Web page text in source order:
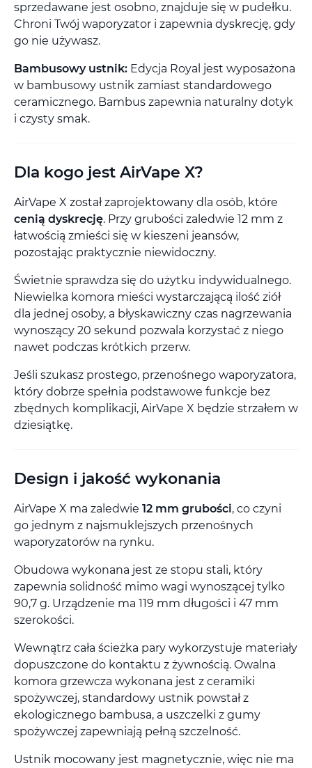
sprzedawane jest osobno, znajduje się w pudełku.
Chroni Twój waporyzator i zapewnia dyskrecję, gdy
go nie używasz.
Bambusowy ustnik: Edycja Royal jest wyposażona
w bambusowy ustnik zamiast standardowego
ceramicznego. Bambus zapewnia naturalny dotyk
i czysty smak.
Dla kogo jest AirVape X?
AirVape X został zaprojektowany dla osób, które
cenią dyskrecję. Przy grubości zaledwie 12 mm z
łatwością zmieści się w kieszeni jeansów,
pozostając praktycznie niewidoczny.
Świetnie sprawdza się do użytku indywidualnego.
Niewielka komora mieści wystarczającą ilość ziół
dla jednej osoby, a błyskawiczny czas nagrzewania
wynoszący 20 sekund pozwala korzystać z niego
nawet podczas krótkich przerw.
Jeśli szukasz prostego, przenośnego waporyzatora,
który dobrze spełnia podstawowe funkcje bez
zbędnych komplikacji, AirVape X będzie strzałem w
dziesiątkę.
Design i jakość wykonania
AirVape X ma zaledwie 12 mm grubości, co czyni
go jednym z najsmuklejszych przenośnych
waporyzatorów na rynku.
Obudowa wykonana jest ze stopu stali, który
zapewnia solidność mimo wagi wynoszącej tylko
90,7 g. Urządzenie ma 119 mm długości i 47 mm
szerokości.
Wewnątrz cała ścieżka pary wykorzystuje materiały
dopuszczone do kontaktu z żywnością. Owalna
komora grzewcza wykonana jest z ceramiki
spożywczej, standardowy ustnik powstał z
ekologicznego bambusa, a uszczelki z gumy
spożywczej zapewniają pełną szczelność.
Ustnik mocowany jest magnetycznie, więc nie ma